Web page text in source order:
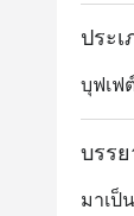
สำหรั
ร้าน
พรีเมี
อย่างจุ
ประ
บุฟเฟ
บรร
มาเป็